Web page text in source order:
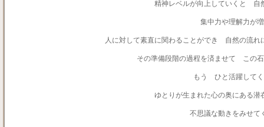
精神レベルが向上していくと 自
集中力や理解力が
人に対して素直に関わることができ 自然の流れ
その準備段階の過程を済ませて この
もう ひと活躍して
ゆとりが生まれた心の奥にある潜
不思議な動きをみせて